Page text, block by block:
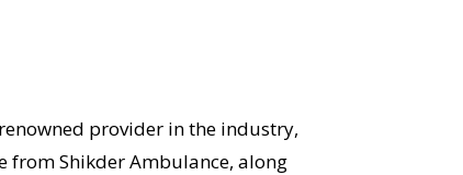
provider in the industry,
from Shikder Ambulance, along